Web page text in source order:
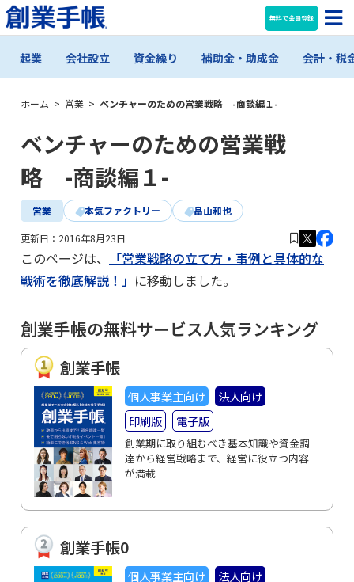
無料で会員登録
起業 会社設立 資金繰り 補助金・助成金 会計・税
ホーム > 営業 > ベンチャーのための営業戦略 -商談編１-
ベンチャーのための営業戦
略 -商談編１-
営業 本気ファクトリー 畠山和也
更新日： 2016年8月23日
このページは、
「営業戦略の立て方・事例と具体的な
戦術を徹底解説！」 に移動しました。
創業手帳の無料サービス人気ランキング
創業手帳
個人事業主向け
法人向け
印刷版
電子版
創業期に取り組むべき基本知識や資金調
達から経営戦略まで、経営に役立つ内容
が満載
創業手帳0
個人事業主向け
法人向け